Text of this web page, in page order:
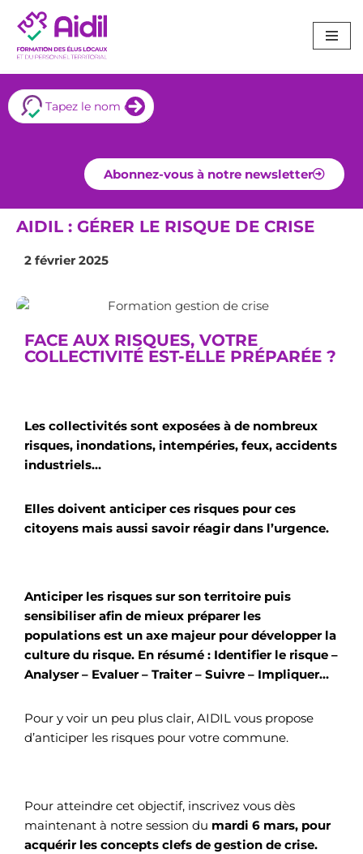
Aller
au
Abonnez-vous à notre newsletter
AIDIL : GÉRER LE RISQUE DE CRISE
2 février 2025
FACE AUX RISQUES, VOTRE
COLLECTIVITÉ EST-ELLE PRÉPARÉE ?
Les collectivités sont exposées à de nombreux
risques, inondations, intempéries, feux, accidents
industriels…
Elles doivent anticiper ces risques pour ces
citoyens mais aussi savoir réagir dans l’urgence.
Anticiper les risques sur son territoire puis
sensibiliser afin de mieux préparer les
populations est un axe majeur pour développer la
culture du risque. En résumé : Identifier le risque –
Analyser – Evaluer – Traiter – Suivre – Impliquer…
Pour y voir un peu plus clair, AIDIL vous propose
d’anticiper les risques pour votre commune.
Pour atteindre cet objectif, inscrivez vous dès
maintenant à notre session du mardi 6 mars, pour
acquérir les concepts clefs de gestion de crise.